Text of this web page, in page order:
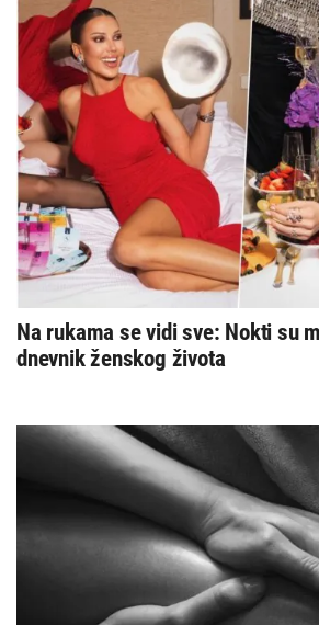
Na rukama se vidi sve: Nokti su
dnevnik ženskog života